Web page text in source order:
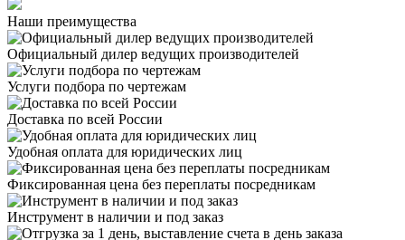
Наши преимущества
Официальный дилер ведущих производителей
Услуги подбора по чертежам
Доставка по всей России
Удобная оплата для юридических лиц
Фиксированная цена без переплаты посредникам
Инструмент в наличии и под заказ